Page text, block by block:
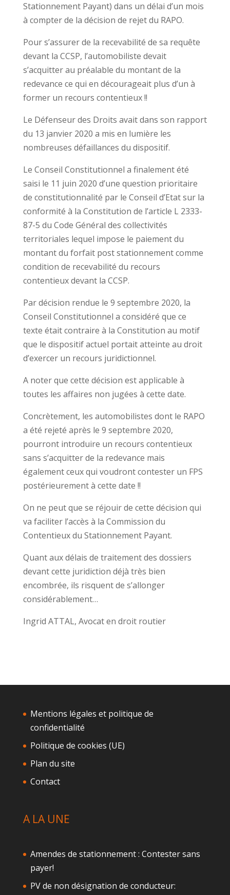
Stationnement Payant) dans un délai d’un mois
à compter de la décision de rejet du RAPO.
Pour s’assurer de la recevabilité de sa requête
devant la CCSP, l’automobiliste devait
s’acquitter au préalable du montant de la
redevance ce qui en décourageait plus d’un à
former un recours contentieux !!
Le Défenseur des Droits avait dans son rapport
du 13 janvier 2020 a mis en lumière les
nombreuses défaillances du dispositif.
Le Conseil Constitutionnel a finalement été
saisi le 11 juin 2020 d’une question prioritaire
de constitutionnalité par le Conseil d’Etat sur la
conformité à la Constitution de l’article L 2333-
87-5 du Code Général des collectivités
territoriales lequel impose le paiement du
montant du forfait post stationnement comme
condition de recevabilité du recours
contentieux devant la CCSP.
Par décision rendue le 9 septembre 2020, la
Conseil Constitutionnel a considéré que ce
texte était contraire à la Constitution au motif
que le dispositif actuel portait atteinte au droit
d’exercer un recours juridictionnel.
A noter que cette décision est applicable à
toutes les affaires non jugées à cette date.
Concrètement, les automobilistes dont le RAPO
a été rejeté après le 9 septembre 2020,
pourront introduire un recours contentieux
sans s’acquitter de la redevance mais
également ceux qui voudront contester un FPS
postérieurement à cette date !!
On ne peut que se réjouir de cette décision qui
va faciliter l’accès à la Commission du
Contentieux du Stationnement Payant.
Quant aux délais de traitement des dossiers
devant cette juridiction déjà très bien
encombrée, ils risquent de s’allonger
considérablement…
Ingrid ATTAL, Avocat en droit routier
Mentions légales et politique de
confidentialité
Politique de cookies (UE)
Plan du site
Contact
A LA UNE
Amendes de stationnement : Contester sans
payer!
PV de non désignation de conducteur: